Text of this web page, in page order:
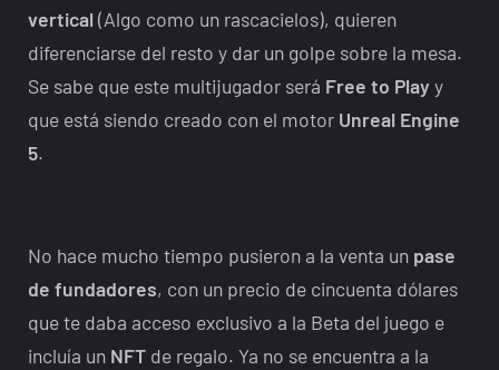
vertical (Algo como un rascacielos), quieren
diferenciarse del resto y dar un golpe sobre la mesa.
Se sabe que este multijugador será Free to Play y
que está siendo creado con el motor Unreal Engine
5.
No hace mucho tiempo pusieron a la venta un pase
de fundadores, con un precio de cincuenta dólares
que te daba acceso exclusivo a la Beta del juego e
incluía un NFT de regalo. Ya no se encuentra a la